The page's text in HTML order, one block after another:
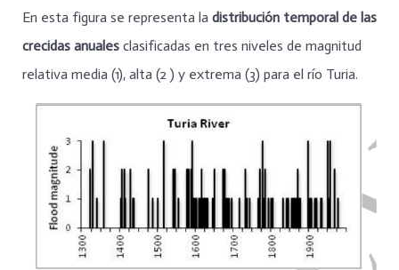
En esta figura se representa la distribución temporal de las
crecidas anuales clasificadas en tres niveles de magnitud
relativa media (1), alta (2 ) y extrema (3) para el río Turia.